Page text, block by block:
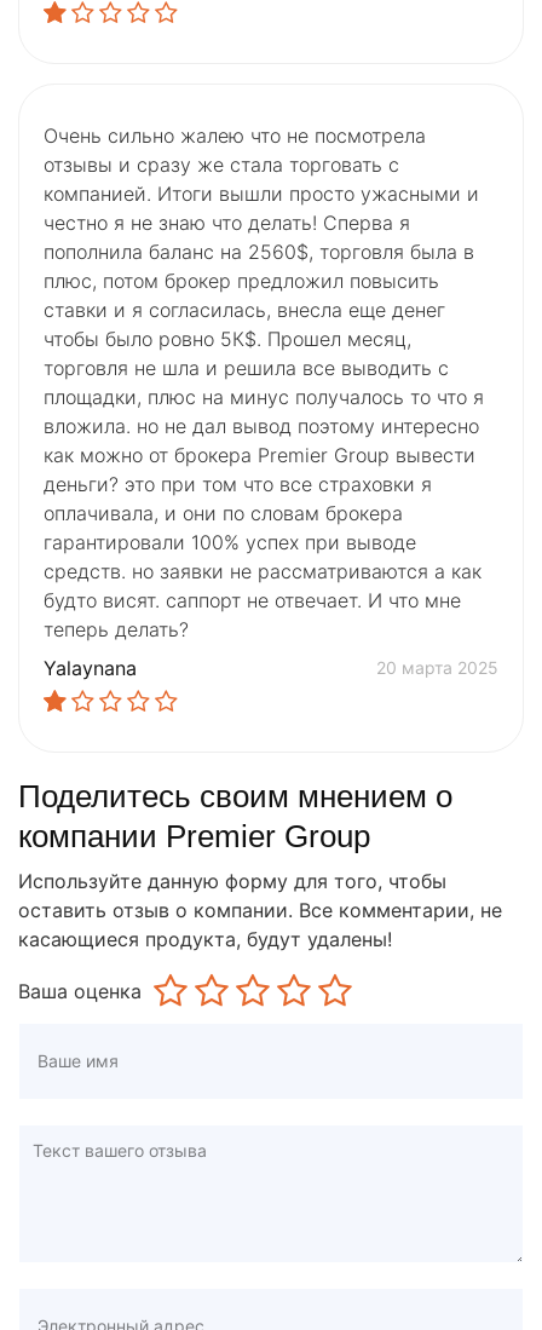
Очень сильно жалею что не посмотрела
отзывы и сразу же стала торговать с
компанией. Итоги вышли просто ужасными и
честно я не знаю что делать! Сперва я
пополнила баланс на 2560$, торговля была в
плюс, потом брокер предложил повысить
ставки и я согласилась, внесла еще денег
чтобы было ровно 5К$. Прошел месяц,
торговля не шла и решила все выводить с
площадки, плюс на минус получалось то что я
вложила. но не дал вывод поэтому интересно
как можно от брокера Premier Group вывести
деньги? это при том что все страховки я
оплачивала, и они по словам брокера
гарантировали 100% успех при выводе
средств. но заявки не рассматриваются а как
будто висят. саппорт не отвечает. И что мне
теперь делать?
Yalaynana
20 марта 2025
Поделитесь своим мнением о
компании Premier Group
Используйте данную форму для того, чтобы
оставить отзыв о компании. Все комментарии, не
касающиеся продукта, будут удалены!
Ваша оценка